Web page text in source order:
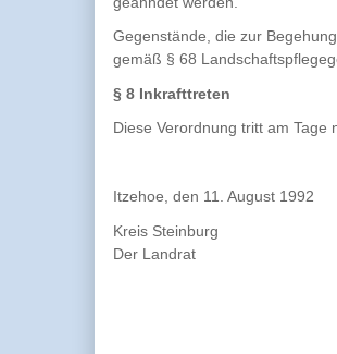
Gegenstände, die zur
gemäß § 68
§ 8 Inkrafttreten
Diese Verordnung tritt am Tage
Itzehoe, den 11. August 1992
Kreis Steinburg
Der Landrat